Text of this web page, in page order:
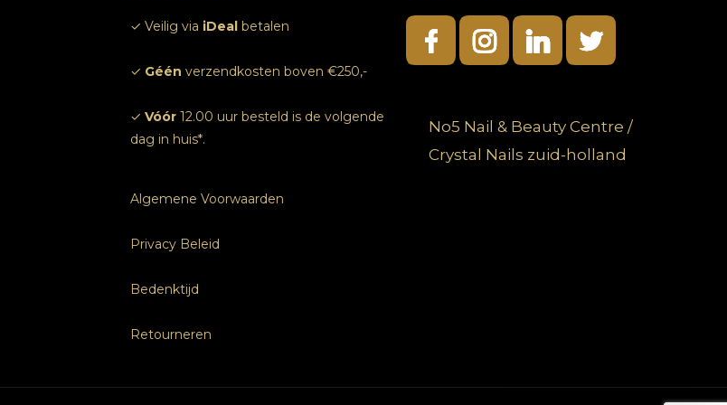
✓ Veilig via iDeal betalen
✓ Géén verzendkosten boven €250,-
✓ Vóór 12.00 uur besteld is de volgende
dag in huis*.
Algemene Voorwaarden
Privacy Beleid
Bedenktijd
Retourneren
No5 Nail & Beauty Centre /
Crystal Nails zuid-holland